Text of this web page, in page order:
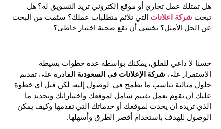
هل تمتلك عمل تجاري أو موقع إلكتروني تريد التسويق له؟ هل
تبحثشركة اعلاناتالتي تلائم متطلبات عملك؟ سئمت من البحث
عن الحل الأمثل؟ تخشى أن تقع ضحية اختيار خاطئ؟
حسنا لا داعي للقلق، يمكنك بواسطة عدة خطوات بسيطة
الاستقرار علىشركة الإعلانات في السعوديةالقادرة على تقديم
حلول مثالية تناسب ما تطمح في الوصول إليه، لكن قبل أي خطوة
عليك أن تقوم بعمل تقييم شامل لموقعك واختياراتك وتحديد ما
الذي تريده أن يحدث لموقعك أو خدماتك التي تقدمها وكيف يمكن
الوصول للهدف باستخدام أقصر الطرق وأسهلها.